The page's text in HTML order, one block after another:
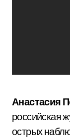
Анастасия
российская
острых